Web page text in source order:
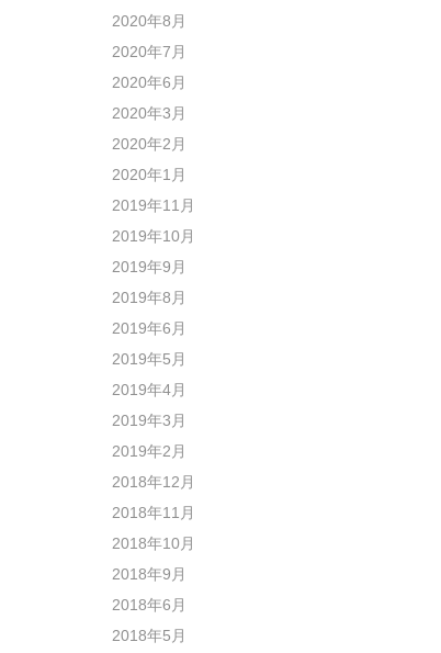
2020年8月
2020年7月
2020年6月
2020年3月
2020年2月
2020年1月
2019年11月
2019年10月
2019年9月
2019年8月
2019年6月
2019年5月
2019年4月
2019年3月
2019年2月
2018年12月
2018年11月
2018年10月
2018年9月
2018年6月
2018年5月